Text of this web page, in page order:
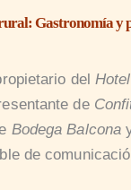
Gastronomía
del
de
Bodega Balcona
de